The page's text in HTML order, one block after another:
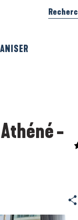
Recherche
-